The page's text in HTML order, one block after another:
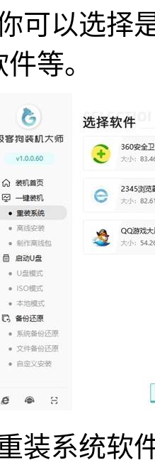
可以选择
等。
装系统软